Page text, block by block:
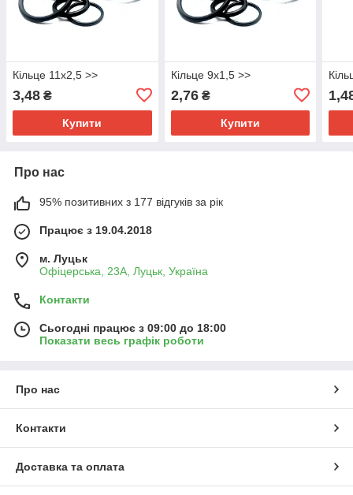
Кільце 11х2,5 >>
3,48 ₴
Купити
Кільце 9х1,5 >>
2,76₴
Купити
Про нас
95% позитивних з 177 відгуків за рік
Працює з 19.04.2018
м. Луцьк
Офіцерська, 23А, Луцьк, Україна
Контакти
Сьогодні працює з 09:00 до 18:00
Показати весь графік роботи
Про нас
Контакти
Доставка та оплата